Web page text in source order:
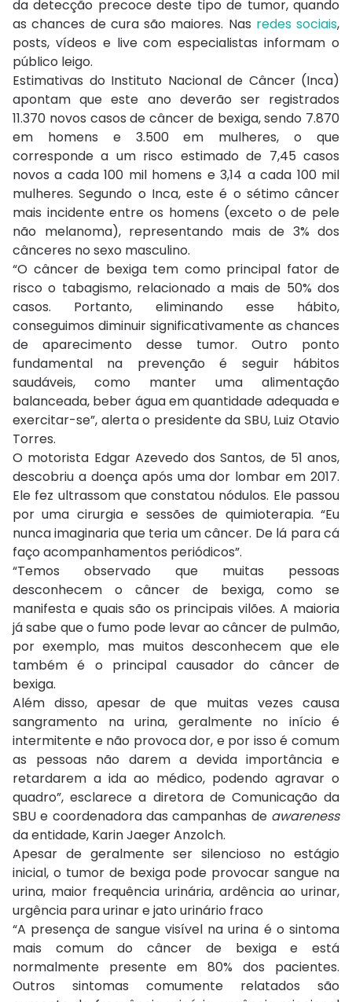
da detecção precoce deste tipo de tumor, quando
as chances de cura são maiores. Nas redes sociais,
posts, vídeos e live com especialistas informam o
público leigo.
Estimativas do Instituto Nacional de Câncer (Inca)
apontam que este ano deverão ser registrados
11.370 novos casos de câncer de bexiga, sendo 7.870
em homens e 3.500 em mulheres, o que
corresponde a um risco estimado de 7,45 casos
novos a cada 100 mil homens e 3,14 a cada 100 mil
mulheres. Segundo o Inca, este é o sétimo câncer
mais incidente entre os homens (exceto o de pele
não melanoma), representando mais de 3% dos
cânceres no sexo masculino.
“O câncer de bexiga tem como principal fator de
risco o tabagismo, relacionado a mais de 50% dos
casos. Portanto, eliminando esse hábito,
conseguimos diminuir significativamente as chances
de aparecimento desse tumor. Outro ponto
fundamental na prevenção é seguir hábitos
saudáveis, como manter uma alimentação
balanceada, beber água em quantidade adequada e
exercitar-se”, alerta o presidente da SBU, Luiz Otavio
Torres.
O motorista Edgar Azevedo dos Santos, de 51 anos,
descobriu a doença após uma dor lombar em 2017.
Ele fez ultrassom que constatou nódulos. Ele passou
por uma cirurgia e sessões de quimioterapia. “Eu
nunca imaginaria que teria um câncer. De lá para cá
faço acompanhamentos periódicos”.
“Temos observado que muitas pessoas
desconhecem o câncer de bexiga, como se
manifesta e quais são os principais vilões. A maioria
já sabe que o fumo pode levar ao câncer de pulmão,
por exemplo, mas muitos desconhecem que ele
também é o principal causador do câncer de
bexiga.
Além disso, apesar de que muitas vezes causa
sangramento na urina, geralmente no início é
intermitente e não provoca dor, e por isso é comum
as pessoas não darem a devida importância e
retardarem a ida ao médico, podendo agravar o
quadro”, esclarece a diretora de Comunicação da
SBU e coordenadora das campanhas de awareness
da entidade, Karin Jaeger Anzolch.
Apesar de geralmente ser silencioso no estágio
inicial, o tumor de bexiga pode provocar sangue na
urina, maior frequência urinária, ardência ao urinar,
urgência para urinar e jato urinário fraco
“A presença de sangue visível na urina é o sintoma
mais comum do câncer de bexiga e está
normalmente presente em 80% dos pacientes.
Outros sintomas comumente relatados são